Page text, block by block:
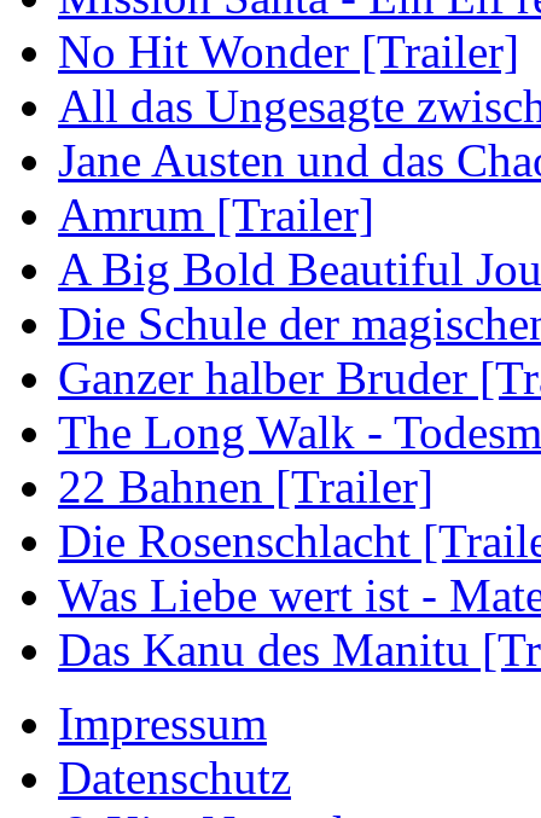
No Hit Wonder [Trailer]
All das Ungesagte
Jane Austen und das
Amrum [Trailer]
A Big Bold Beautiful
Die Schule der
Ganzer halber Bruder
The Long Walk -
22 Bahnen [Trailer]
Die Rosenschlacht
Was Liebe wert ist -
Das Kanu des Manitu
Impressum
Datenschutz